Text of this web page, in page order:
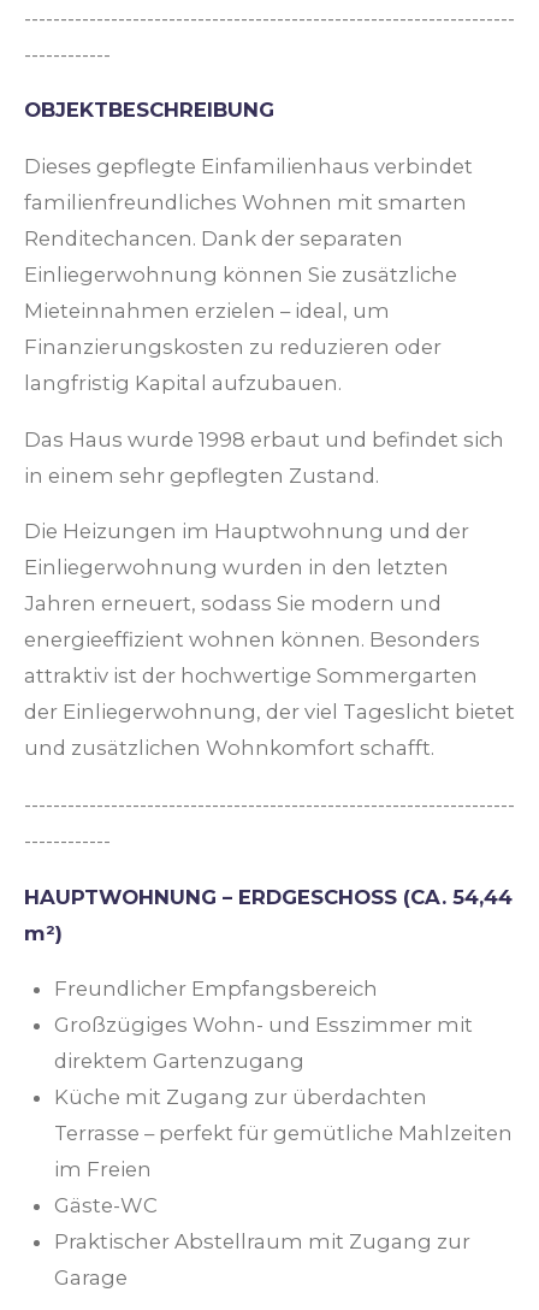
--------------------------------------------------------------------
------------
OBJEKTBESCHREIBUNG
Dieses gepflegte Einfamilienhaus verbindet
familienfreundliches Wohnen mit smarten
Renditechancen. Dank der separaten
Einliegerwohnung können Sie zusätzliche
Mieteinnahmen erzielen – ideal, um
Finanzierungskosten zu reduzieren oder
langfristig Kapital aufzubauen.
Das Haus wurde 1998 erbaut und befindet sich
in einem sehr gepflegten Zustand.
Die Heizungen im Hauptwohnung und der
Einliegerwohnung wurden in den letzten
Jahren erneuert, sodass Sie modern und
energieeffizient wohnen können. Besonders
attraktiv ist der hochwertige Sommergarten
der Einliegerwohnung, der viel Tageslicht bietet
und zusätzlichen Wohnkomfort schafft.
--------------------------------------------------------------------
------------
HAUPTWOHNUNG – ERDGESCHOSS (CA. 54,44
m²)
Freundlicher Empfangsbereich
Großzügiges Wohn- und Esszimmer mit
direktem Gartenzugang
Küche mit Zugang zur überdachten
Terrasse – perfekt für gemütliche Mahlzeiten
im Freien
Gäste-WC
Praktischer Abstellraum mit Zugang zur
Garage